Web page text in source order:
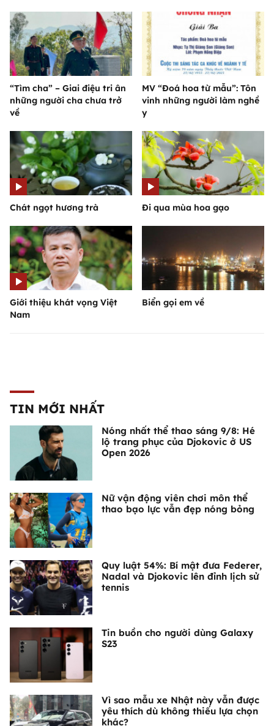
“Tìm cha” – Giai điệu tri ân
những người cha chưa trở
về
MV “Đoá hoa từ mẫu”: Tôn
vinh những người làm nghề
y
Chát ngọt hương trà Đi qua mùa hoa gạo
Giới thiệu khát vọng Việt
Nam
Biển gọi em về
TIN MỚI NHẤT
Nóng nhất thể thao sáng 9/8: Hé
lộ trang phục của Djokovic ở US
Open 2026
Nữ vận động viên chơi môn thể
thao bạo lực vẫn đẹp nóng bỏng
Quy luật 54%: Bí mật đưa Federer,
Nadal và Djokovic lên đỉnh lịch sử
tennis
Tin buồn cho người dùng Galaxy
S23
Vì sao mẫu xe Nhật này vẫn được
yêu thích dù không thiếu lựa chọn
khác?